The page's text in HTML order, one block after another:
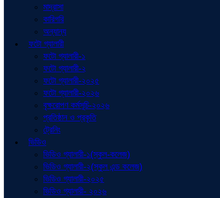
মাদ্রাসা
কারিগরি
অন্যান্য
ফটো গ্যালারী
ফটো গ্যালারী-১
ফটো গ্যালারী-২
ফটো গ্যালারী-২০২৫
ফটো গ্যালারী-২০২৬
বৃক্ষরোপণ কর্মসূচি-২০২৬
প্রতিষ্ঠান ও প্রকৃতি
ট্রেনিং
ভিডিও
ভিডিও গ্যালারী-১(স্কুল-কলেজ)
ভিডিও গ্যালারী-২(স্কুল এন্ড কলেজ)
ভিডিও গ্যালারী-২০২৫
ভিডিও গ্যালারী- ২০২৬